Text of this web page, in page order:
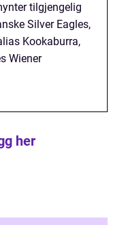
tilgjengelig
Silver Eagles,
Kookaburra,
Wiener
her